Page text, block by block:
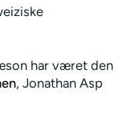
har været den
, Jonathan Asp